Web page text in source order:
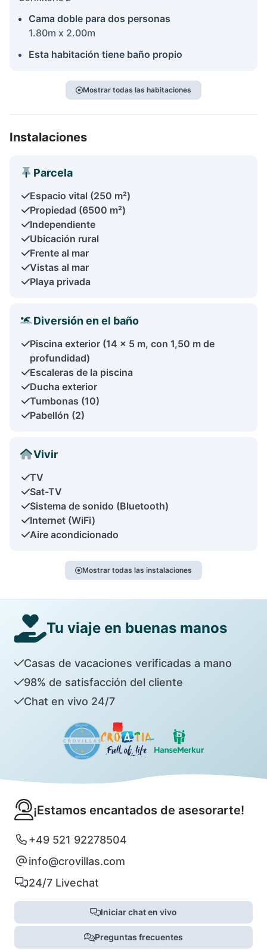
Cama doble para dos personas
1.80m x 2.00m
Esta habitación tiene baño propio
Mostrar todas las habitaciones
Instalaciones
Parcela
Espacio vital (250 m²)
Propiedad (6500 m²)
Independiente
Ubicación rural
Frente al mar
Vistas al mar
Playa privada
Diversión en el baño
Piscina exterior (14 x 5 m, con 1,50 m de
profundidad)
Escaleras de la piscina
Ducha exterior
Tumbonas (10)
Pabellón (2)
Vivir
TV
Sat-TV
Sistema de sonido (Bluetooth)
Internet (WiFi)
Aire acondicionado
Mostrar todas las instalaciones
Tu viaje en buenas manos
Casas de vacaciones verificadas a mano
98% de satisfacción del cliente
Chat en vivo 24/7
¡Estamos encantados de asesorarte!
+49 521 92278504
info@crovillas.com
24/7 Livechat
Iniciar chat en vivo
Preguntas frecuentes